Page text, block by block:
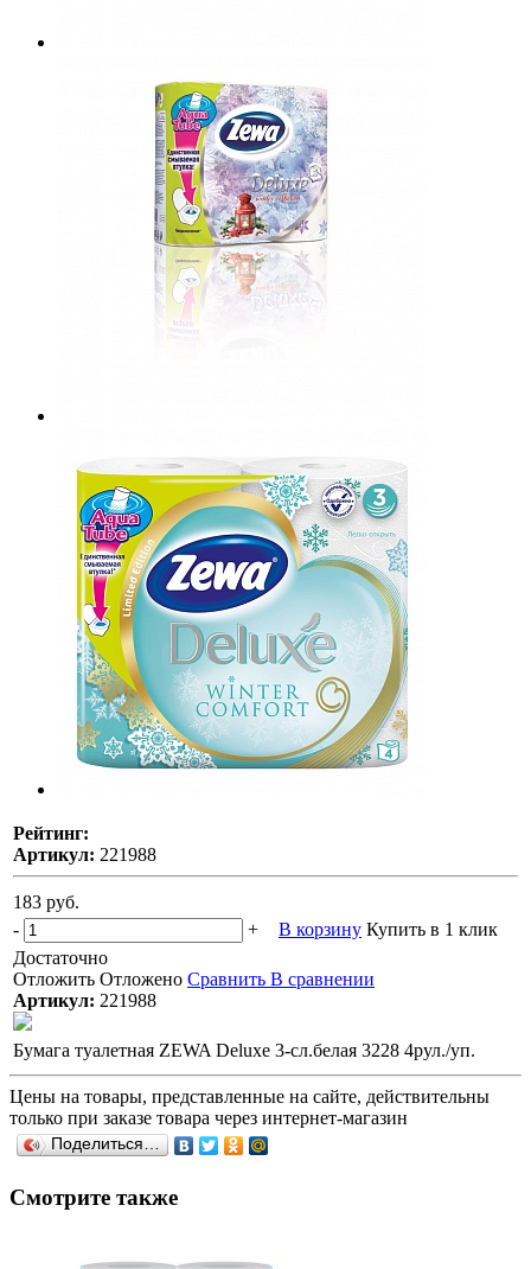
Рейтинг:
Артикул: 221988
183 руб.
-
+ В корзину Купить в 1 клик
Достаточно
Отложить Отложено Сравнить В сравнении
Артикул: 221988
Бумага туалетная ZEWA Deluxe 3-сл.белая 3228 4рул./уп.
Цены на товары, представленные на сайте, действительны
только при заказе товара через интернет-магазин
Поделиться…
Смотрите также